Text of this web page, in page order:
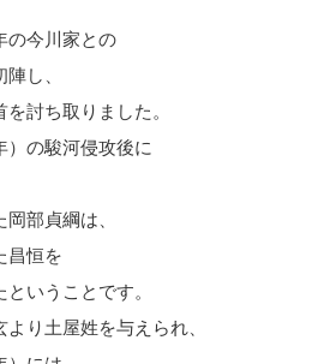
の今川家との
し、
討ち取りました。
）の駿河侵攻後に
部貞綱は、
昌恒を
いうことです。
り土屋姓を与えられ、